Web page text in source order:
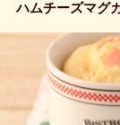
ハムチーズマグ